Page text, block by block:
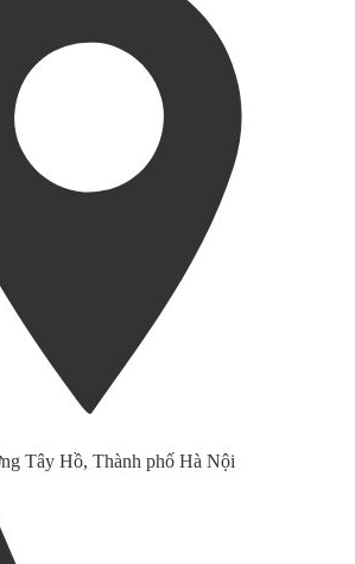
Tây Hồ, Thành phố Hà Nội